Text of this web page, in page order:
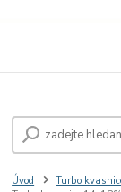
Úvod Turbo